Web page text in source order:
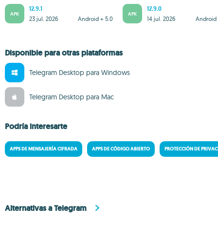
APK
12.9.1
Android + 5.0
23 jul. 2026
APK
12.9.0
Android
14 jul. 2026
Disponible para otras plataformas
Telegram Desktop para Windows
Telegram Desktop para Mac
Podría interesarte
APPS DE MENSAJERÍA CIFRADA APPS DE CÓDIGO ABIERTO PROTECCIÓN DE
Alternativas a Telegram